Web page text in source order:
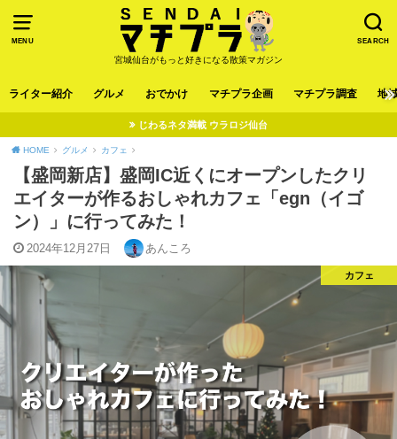
MENU SEARCH
宮城仙台がもっと好きになる散策マガジン
ライター紹介 グルメ おでかけ マチプラ企画 マチプラ調査 地
じわるネタ満載 ウラロジ仙台
HOME グルメ カフェ
【盛岡新店】盛岡IC近くにオープンしたクリ
エイターが作るおしゃれカフェ「egn（イゴ
ン）」に行ってみた！
2024年12月27日 あんころ
カフェ